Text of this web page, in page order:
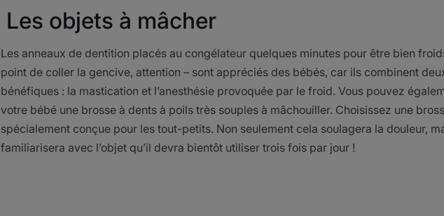
Les objets à mâcher
Les anneaux de dentition placés au congélateur quelques minutes pour être bien
point de coller la gencive, attention – sont appréciés des bébés, car ils combinent
bénéfiques : la mastication et l’anesthésie provoquée par le froid. Vous pouvez
votre bébé une brosse à dents à poils très souples à mâchouiller. Choisissez une
spécialement conçue pour les tout-petits. Non seulement cela soulagera la douleur,
familiarisera avec l’objet qu’il devra bientôt utiliser trois fois par jour !